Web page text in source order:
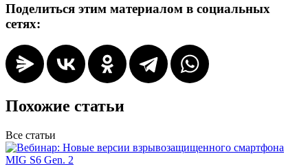
Поделиться этим материалом в социальных
сетях:
Похожие статьи
Все статьи